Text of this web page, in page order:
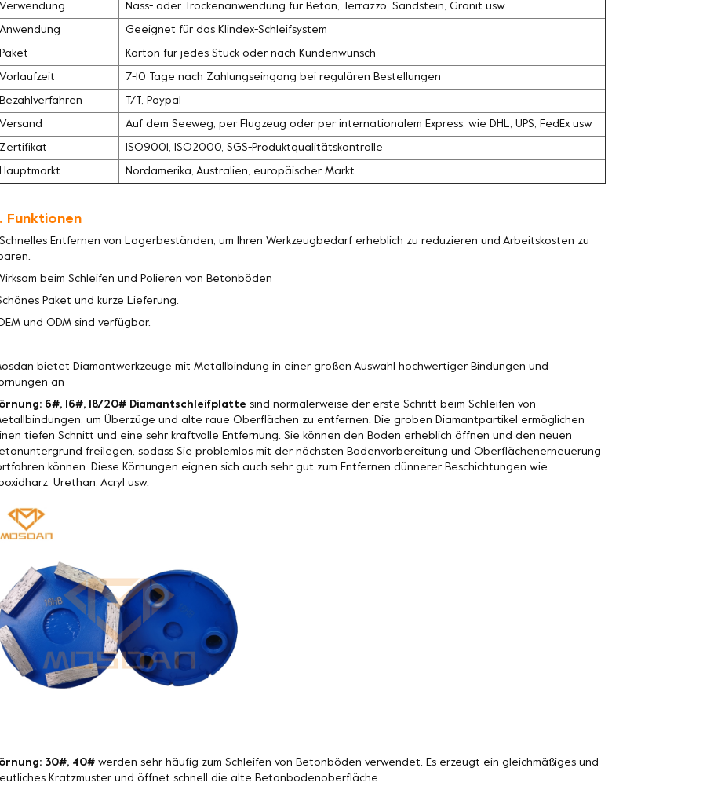
Verwendung Nass- oder Trockenanwendung für Beton, Terrazzo, Sandstein, Granit usw.
Anwendung Geeignet für das Klindex-Schleifsystem
Paket Karton für jedes Stück oder nach Kundenwunsch
Vorlaufzeit 7-10 Tage nach Zahlungseingang bei regulären Bestellungen
Bezahlverfahren T/T, Paypal
Versand Auf dem Seeweg, per Flugzeug oder per internationalem Express, wie DHL, UPS, FedEx usw
Zertifikat ISO9001, ISO2000, SGS-Produktqualitätskontrolle
Hauptmarkt Nordamerika, Australien, europäischer Markt
Funktionen
Entfernen von Lagerbeständen, um Ihren Werkzeugbedarf erheblich zu reduzieren und Arbeitskosten zu
beim Schleifen und Polieren von Betonböden
Paket und kurze Lieferung.
und ODM sind verfügbar.
bietet Diamantwerkzeuge mit Metallbindung in einer großen Auswahl hochwertiger Bindungen und
an
6#, 16#, 18/20# Diamantschleifplatte sind normalerweise der erste Schritt beim Schleifen von
um Überzüge und alte raue Oberflächen zu entfernen. Die groben Diamantpartikel ermöglichen
tiefen Schnitt und eine sehr kraftvolle Entfernung. Sie können den Boden erheblich öffnen und den neuen
freilegen, sodass Sie problemlos mit der nächsten Bodenvorbereitung und Oberflächenerneuerung
können. Diese Körnungen eignen sich auch sehr gut zum Entfernen dünnerer Beschichtungen wie
Urethan, Acryl usw.
30#, 40# werden sehr häufig zum Schleifen von Betonböden verwendet. Es erzeugt ein gleichmäßiges und
Kratzmuster und öffnet schnell die alte Betonbodenoberfläche.